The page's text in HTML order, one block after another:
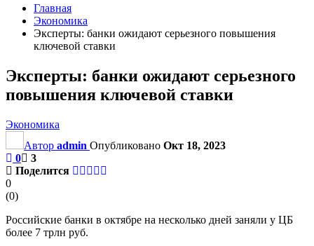
Главная
Экономика
Эксперты: банки ожидают серьезного повышения
ключевой ставки
Эксперты: банки ожидают серьезного
повышения ключевой ставки
Экономика
Автор admin Опубликовано Окт 18, 2023
0
3
Поделится
0
(0)
Российские банки в октябре на несколько дней заняли у ЦБ
более 7 трлн руб.